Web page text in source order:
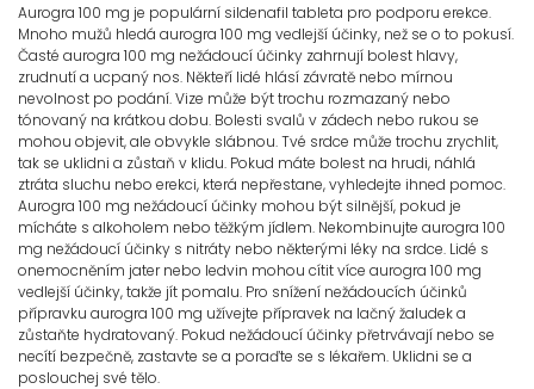
Aurogra 100 mg je populární sildenafil tableta pro podporu erekce.
Mnoho mužů hledá aurogra 100 mg vedlejší účinky, než se o to pokusí.
Časté aurogra 100 mg nežádoucí účinky zahrnují bolest hlavy,
zrudnutí a ucpaný nos. Někteří lidé hlásí závratě nebo mírnou
nevolnost po podání. Vize může být trochu rozmazaný nebo
tónovaný na krátkou dobu. Bolesti svalů v zádech nebo rukou se
mohou objevit, ale obvykle slábnou. Tvé srdce může trochu zrychlit,
tak se uklidni a zůstaň v klidu. Pokud máte bolest na hrudi, náhlá
ztráta sluchu nebo erekci, která nepřestane, vyhledejte ihned pomoc.
Aurogra 100 mg nežádoucí účinky mohou být silnější, pokud je
mícháte s alkoholem nebo těžkým jídlem. Nekombinujte aurogra 100
mg nežádoucí účinky s nitráty nebo některými léky na srdce. Lidé s
onemocněním jater nebo ledvin mohou cítit více aurogra 100 mg
vedlejší účinky, takže jít pomalu. Pro snížení nežádoucích účinků
přípravku aurogra 100 mg užívejte přípravek na lačný žaludek a
zůstaňte hydratovaný. Pokud nežádoucí účinky přetrvávají nebo se
necítí bezpečně, zastavte se a poraďte se s lékařem. Uklidni se a
poslouchej své tělo.